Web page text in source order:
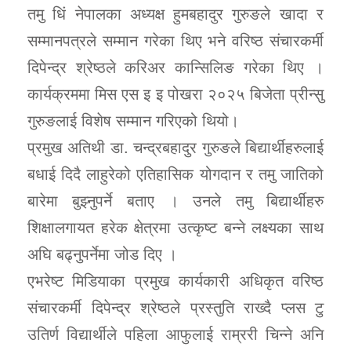
तमु धिं नेपालका अध्यक्ष हुमबहादुर गुरुङले खादा र
सम्मानपत्रले सम्मान गरेका थिए भने वरिष्ठ संचारकर्मी
दिपेन्द्र श्रेष्ठले करिअर कान्सिलिङ गरेका थिए ।
कार्यक्रममा मिस एस इ इ पोखरा २०२५ बिजेता प्रीन्सु
गुरुङलाई विशेष सम्मान गरिएको थियो।
प्रमुख अतिथी डा. चन्द्रबहादुर गुरुङले बिद्यार्थीहरुलाई
बधाई दिदै लाहुरेको एतिहासिक योगदान र तमु जातिको
बारेमा बुझ्नुपर्ने बताए । उनले तमु बिद्यार्थीहरु
शिक्षालगायत हरेक क्षेत्रमा उत्कृष्ट बन्ने लक्ष्यका साथ
अघि बढ्नुपर्नेमा जोड दिए ।
एभरेष्ट मिडियाका प्रमुख कार्यकारी अधिकृत वरिष्ठ
संचारकर्मी दिपेन्द्र श्रेष्ठले प्रस्तुति राख्दै प्लस टु
उतिर्ण विद्यार्थीले पहिला आफुलाई राम्ररी चिन्ने अनि